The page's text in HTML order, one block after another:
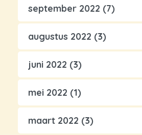
september 2022 (7)
augustus 2022 (3)
juni 2022 (3)
mei 2022 (1)
maart 2022 (3)